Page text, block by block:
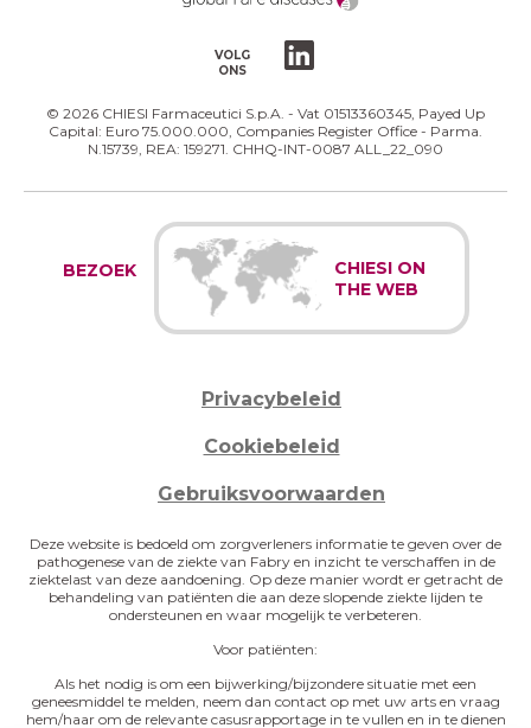
VOLG
ONS
© 2026 CHIESI Farmaceutici S.p.A. - Vat 01513360345, Payed Up
Capital: Euro 75.000.000, Companies Register Office - Parma.
N.15739, REA: 159271. CHHQ-INT-0087 ALL_22_090
BEZOEK
CHIESI ON
THE WEB
Privacybeleid
Cookiebeleid
Gebruiksvoorwaarden
Deze website is bedoeld om zorgverleners informatie te geven over de
pathogenese van de ziekte van Fabry en inzicht te verschaffen in de
ziektelast van deze aandoening. Op deze manier wordt er getracht de
behandeling van patiënten die aan deze slopende ziekte lijden te
ondersteunen en waar mogelijk te verbeteren.
Voor patiënten:
Als het nodig is om een bijwerking/bijzondere situatie met een
geneesmiddel te melden, neem dan contact op met uw arts en vraag
hem/haar om de relevante casusrapportage in te vullen en in te dienen